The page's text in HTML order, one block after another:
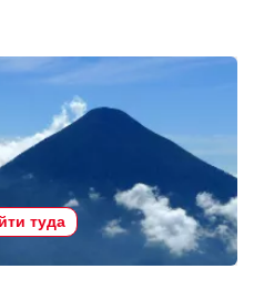
туда